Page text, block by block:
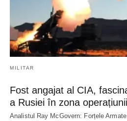
MILITAR
Fost angajat al CIA,
a Rusiei în zona
Analistul Ray McGovern: Forțele